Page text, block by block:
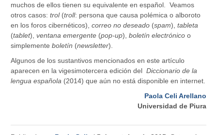
muchos de ellos tienen su equivalente en español. Veamos
otros casos:trol(troll: persona que causa polémica o alboroto
en los foros cibernéticos),correo no deseado (spam),tableta
(tablet),ventana emergente (pop-up),boletín electrónico o
simplementeboletín (newsletter).
Algunos de los sustantivos mencionados en este artículo
aparecen en la vigesimotercera edición delDiccionario de la
lengua española (2014) que aún no está disponible en internet.
Paola Celi Arellano
Universidad de Piura